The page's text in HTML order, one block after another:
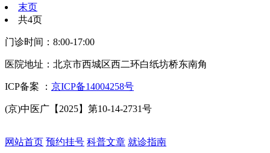
末页
共4页
门诊时间：8:00-17:00
医院地址： 北京市西城区西二环白纸坊桥东南角
ICP备案 ： 京ICP备14004258号
(京)中医广【2025】第10-14-2731号
网站首页 预约挂号 科普文章 就诊指南